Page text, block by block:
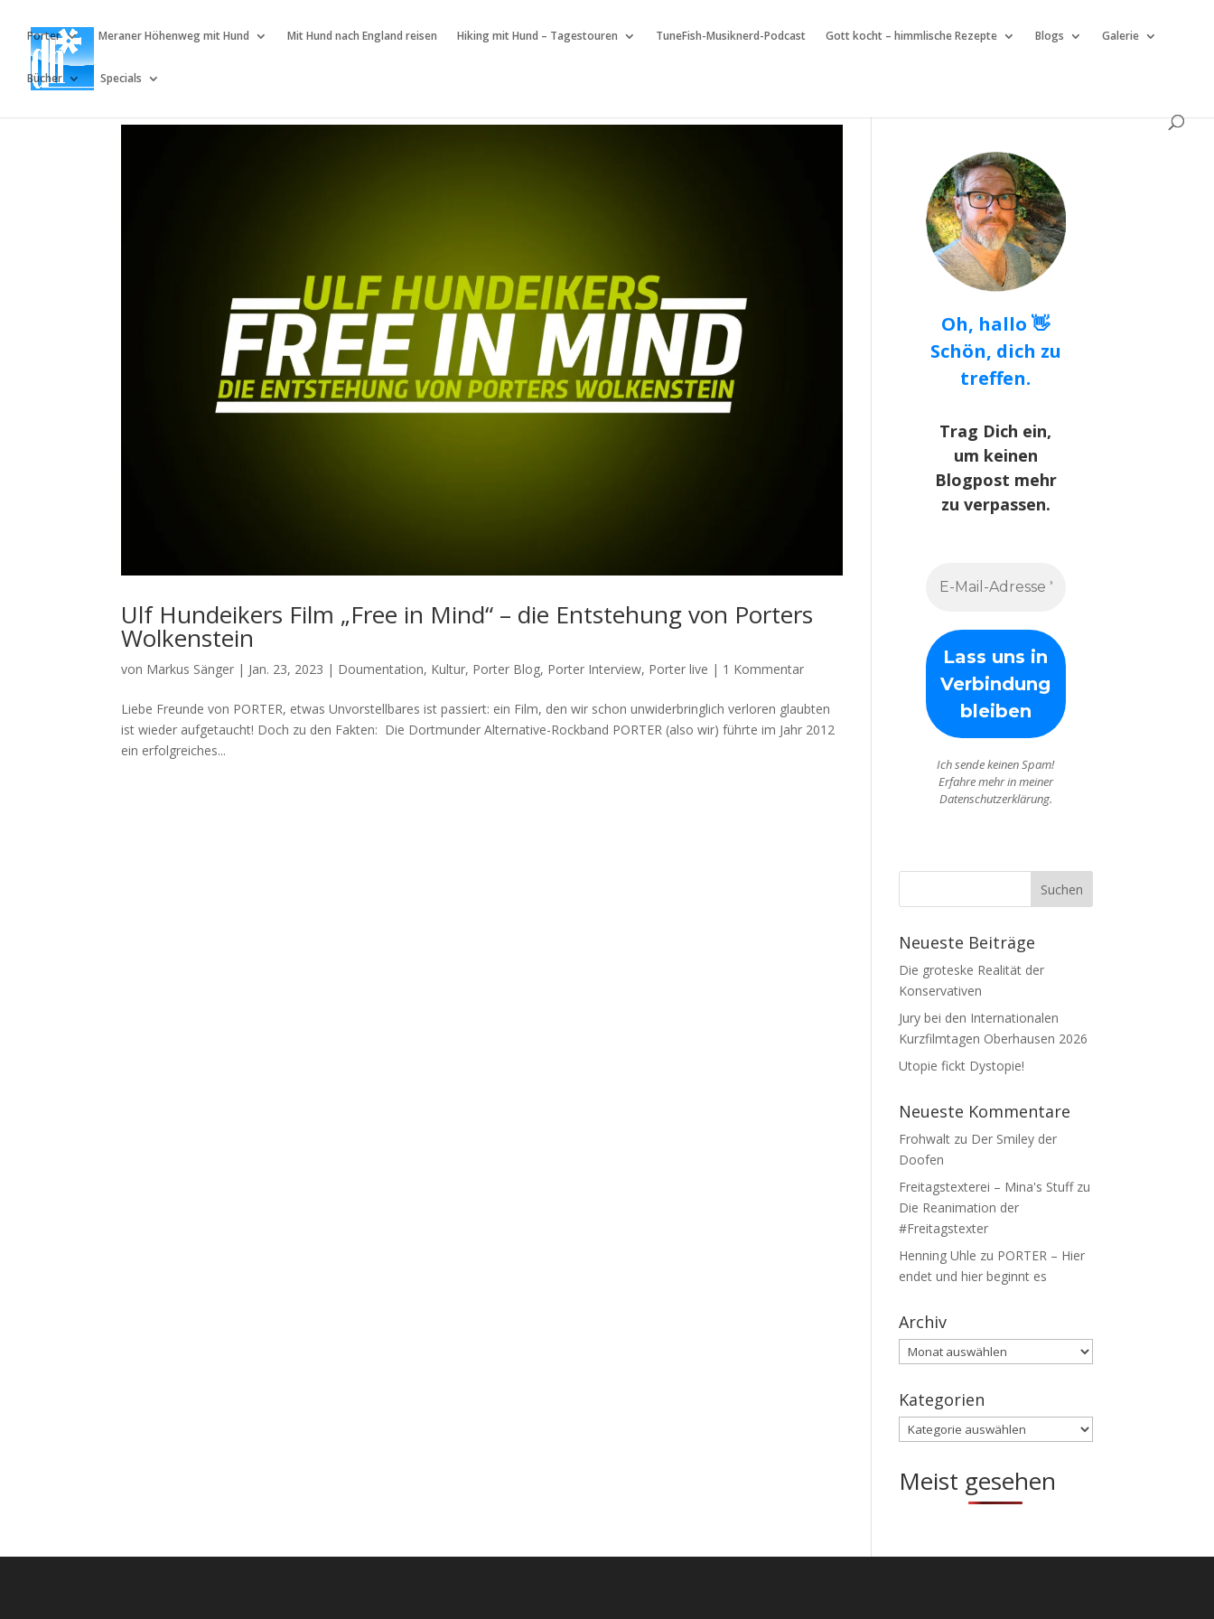
Porter Meraner Höhenweg mit Hund Mit Hund nach England reisen Hiking mit Hund – Tagestouren TuneFish-Musiknerd-Podcast Gott kocht – himmlische Rezepte Blogs Galerie
Bücher Specials
Ulf Hundeikers Film „Free in Mind“ – die Entstehung von Porters
Wolkenstein
von Markus Sänger | Jan. 23, 2023 | Doumentation, Kultur, Porter Blog, Porter Interview, Porter live | 1 Kommentar
Liebe Freunde von PORTER, etwas Unvorstellbares ist passiert: ein Film, den wir schon unwiderbringlich verloren glaubten
ist wieder aufgetaucht! Doch zu den Fakten: Die Dortmunder Alternative-Rockband PORTER (also wir) führte im Jahr 2012
ein erfolgreiches...
Oh, hallo 👋
Schön, dich zu
treffen.
Trag Dich ein,
um keinen
Blogpost mehr
zu verpassen.
Ich sende keinen Spam!
Erfahre mehr in meiner
Datenschutzerklärung.
Neueste Beiträge
Die groteske Realität der
Konservativen
Jury bei den Internationalen
Kurzfilmtagen Oberhausen 2026
Utopie fickt Dystopie!
Neueste Kommentare
Frohwaltzu Der Smiley der
Doofen
Freitagstexterei – Mina's Stuffzu
Die Reanimation der
#Freitagstexter
Henning Uhle zu PORTER – Hier
endet und hier beginnt es
Archiv
Archiv
Kategorien
Kategorien
Meist gesehen